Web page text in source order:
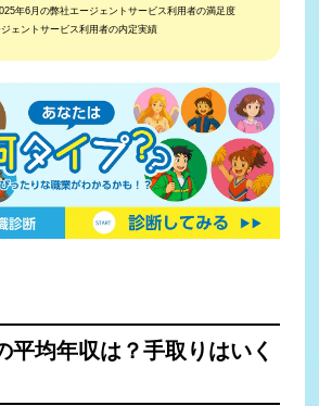
年6月の弊社エージェントサービス利用者の満足度
ェントサービス利用者の内定実績
平均年収は？手取りはいく